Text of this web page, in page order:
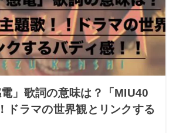
」歌詞の意味は？「MIU40
ドラマの世界観とリンクする